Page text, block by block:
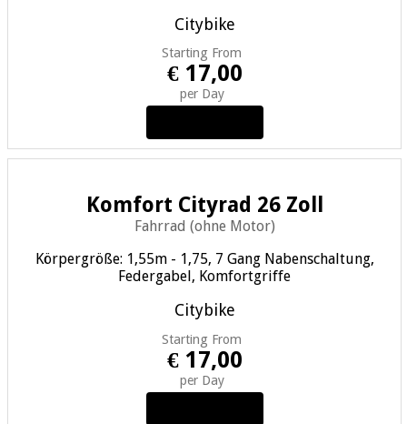
Citybike
Starting From
€ 17,00
per Day
Komfort Cityrad 26 Zoll
Fahrrad (ohne Motor)
Körpergröße: 1,55m - 1,75, 7 Gang Nabenschaltung,
Federgabel, Komfortgriffe
Citybike
Starting From
€ 17,00
per Day